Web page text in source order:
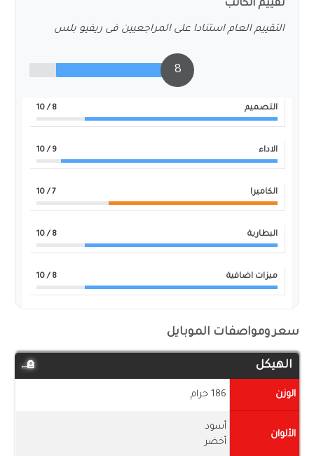
تقييم الكاتب
التقييم العام استنادا على المراجعيين فى ريفيو بلس
8
التصميم 8
/ 10
الاداء 9
/ 10
الكاميرا 7
/ 10
البطارية 8
/ 10
ميزات اضافية 8
/ 10
سعر ومواصفات الموبايل
الهيكل
الوزن 186 جرام
الألوان
أسود
أخضر